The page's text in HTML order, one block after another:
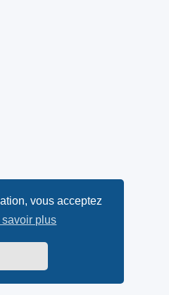
vous acceptez
savoir plus